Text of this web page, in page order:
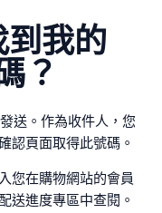
我的
？
送。作為收件人，您
認頁面取得此號碼。
您在購物網站的會員
送進度專區中查閱。